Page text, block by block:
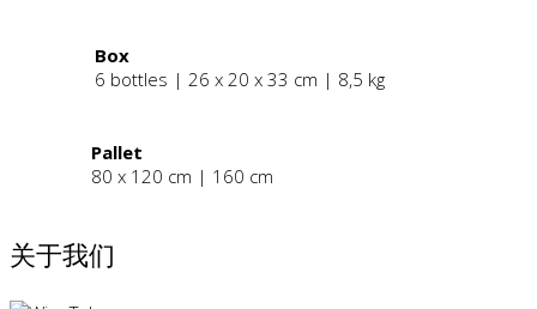
Box
6 bottles | 26 x 20 x 33 cm | 8,5 kg
Pallet
80 x 120 cm | 160 cm
关于我们